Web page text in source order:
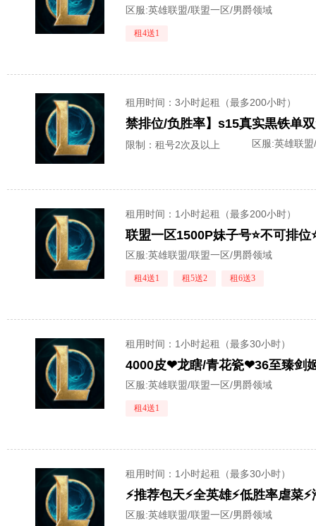
区服:英雄联盟/联盟一区/男爵领域
租4送1
租用时间 ：3小时起租（最多200小时）
限制：租号2次及以上 区服:英雄联
租用时间 ：1小时起租（最多200小时）
联盟一区1500P妹子号⭐不可排位
区服:英雄联盟/联盟一区/男爵领域
租4送1 租5送2 租6送3
租用时间 ：1小时起租（最多30小时）
4000皮❤龙瞎/青花瓷❤36至臻剑
区服:英雄联盟/联盟一区/男爵领域
租4送1
租用时间 ：1小时起租（最多30小时）
区服:英雄联盟/联盟一区/男爵领域